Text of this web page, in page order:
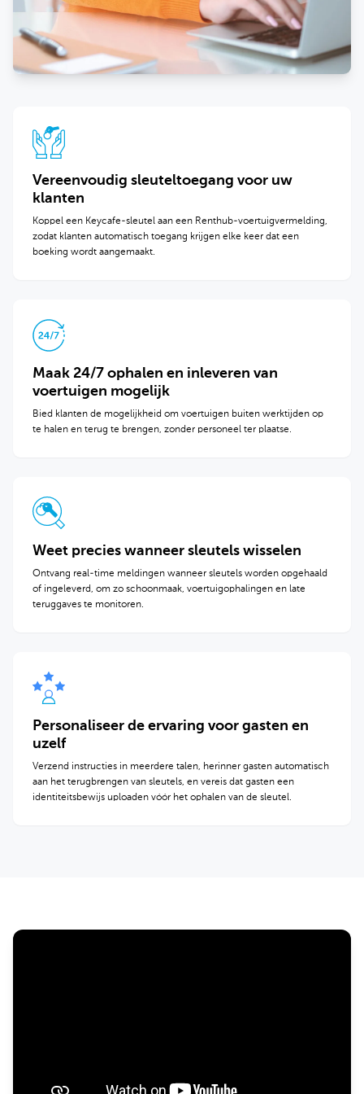
Vereenvoudig sleuteltoegang voor uw
klanten
Koppel een Keycafe-sleutel aan een Renthub-voertuigvermelding,
zodat klanten automatisch toegang krijgen elke keer dat een
boeking wordt aangemaakt.
Maak 24/7 ophalen en inleveren van
voertuigen mogelijk
Bied klanten de mogelijkheid om voertuigen buiten werktijden op
te halen en terug te brengen, zonder personeel ter plaatse.
Weet precies wanneer sleutels wisselen
Ontvang real-time meldingen wanneer sleutels worden opgehaald
of ingeleverd, om zo schoonmaak, voertuigophalingen en late
teruggaves te monitoren.
Personaliseer de ervaring voor gasten en
uzelf
Verzend instructies in meerdere talen, herinner gasten automatisch
aan het terugbrengen van sleutels, en vereis dat gasten een
identiteitsbewijs uploaden vóór het ophalen van de sleutel.